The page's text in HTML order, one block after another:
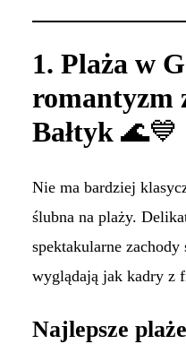
1. Plaża w
romantyzm
Bałtyk🌊💙
Nie ma bardziej
ślubna na plaży.
spektakularne zachody
wyglądają jak kadry z
Najlepsze